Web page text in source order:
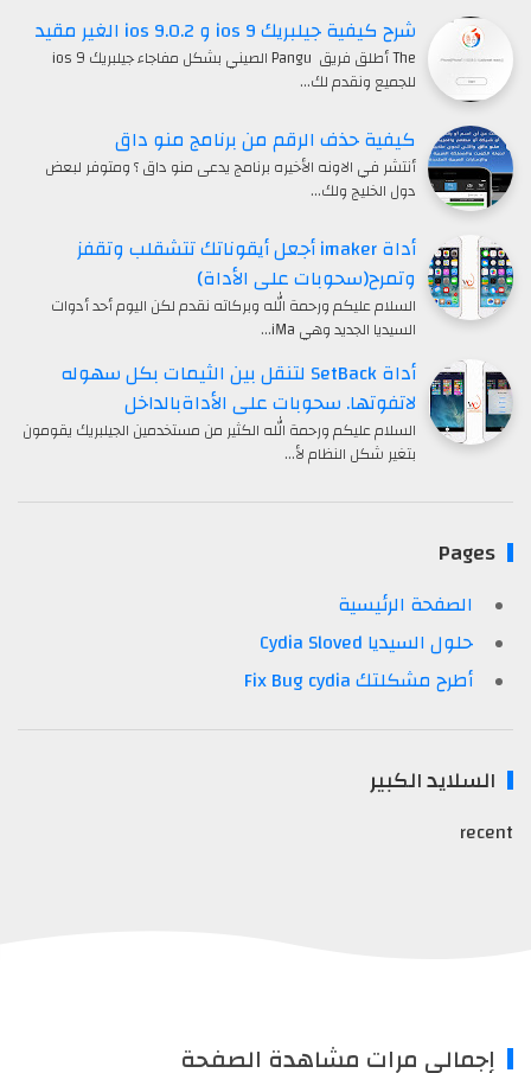
شرح كيفية جيلبريك ios 9 و ios 9.0.2 الغير مقيد
The أطلق فريق Pangu الصيني بشكل مفاجاء جيلبريك ios 9
للجميع ونقدم لك…
كيفية حذف الرقم من برنامج منو داق
أنتشر في الاونه الأخيره برنامج يدعى منو داق ؟ ومتوفر لبعض
دول الخليج ولك…
أداة imaker أجعل أيقوناتك تتشقلب وتقفز
وتمرح(سحوبات على الأداة)
السلام عليكم ورحمة الله وبركاته نقدم لكن اليوم أحد أدوات
السيديا الجديد وهي iMa…
أداة SetBack لتنقل بين الثيمات بكل سهوله
لاتفوتها. سحوبات على الأداةبالداخل
السلام عليكم ورحمة الله الكثير من مستخدمين الجيلبريك يقومون
بتغير شكل النظام لأ…
Pages
الصفحة الرئيسية
حلول السيديا Cydia Sloved
أطرح مشكلتك Fix Bug cydia
السلايد الكبير
recent
إجمالي مرات مشاهدة الصفحة